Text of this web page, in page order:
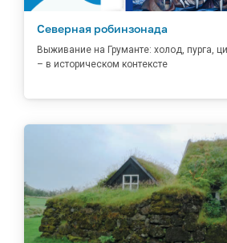
Северная робинзонада
Выживание на Груманте: холод, пурга,
– в историческом контексте